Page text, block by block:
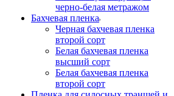
черно-белая метражом
Бахчевая пленка
Черная бахчевая пленка
второй сорт
Белая бахчевая пленка
высший сорт
Белая бахчевая пленка
второй сорт